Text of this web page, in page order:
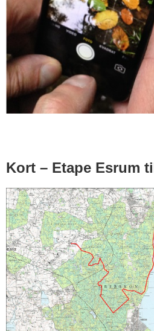
Kort – Etape Esrum